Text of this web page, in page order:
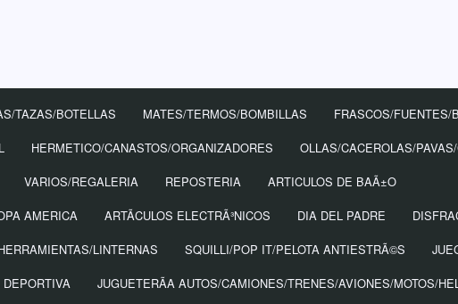
TAZAS/BOTELLAS MATES/TERMOS/BOMBILLAS
FRASCOS/FUENTES/
HERMETICO/CANASTOS/ORGANIZADORES
OLLAS/CACEROLAS/
VARIOS/REGALERIA REPOSTERIA
ARTICULOS DE BAÃ±O
AMERICA
ARTÃ­CULOS ELECTRÃ³NICOS DIA DEL PADRE
LINTERNAS SQUILLI/POP IT/PELOTA ANTIESTRÃ©S
JUGUETERÃ­A AUTOS/CAMIONES/TRENES/AVIONES/MOTOS/